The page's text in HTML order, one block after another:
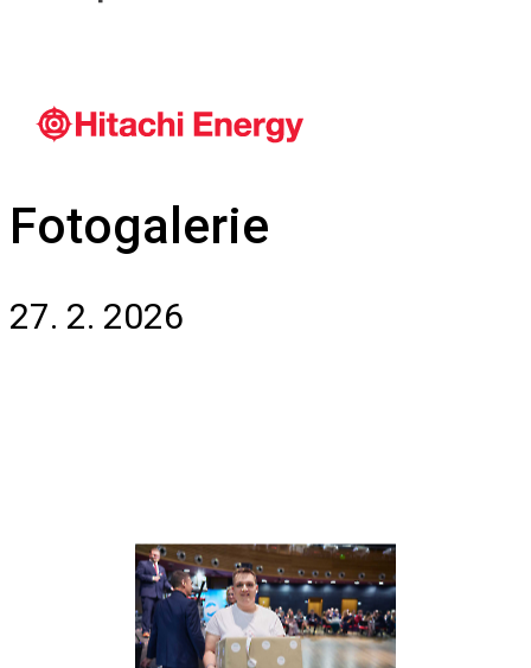
Fotogalerie
27. 2. 2026